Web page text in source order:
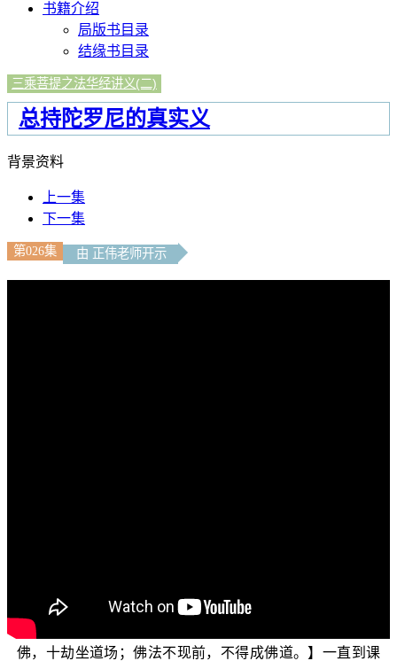
书籍介绍
局版书目录
结缘书目录
三乘菩提之法华经讲义(二)
总持陀罗尼的真实义
背景资料
上一集
下一集
第026集 由 正伟老师开示
经文的文本已经告一个段落了，接下来是这一品经文最后
的偈颂：【尔时世尊欲重宣此义，而说偈言：大通智胜
佛，十劫坐道场；佛法不现前，不得成佛道。】一直到课